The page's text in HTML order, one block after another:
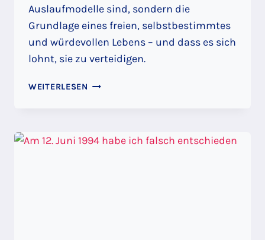
Auslaufmodelle sind, sondern die
Grundlage eines freien, selbstbestimmtes
und würdevollen Lebens – und dass es sich
lohnt, sie zu verteidigen.
WEITERLESEN WETTBEWERB
VERLIERER: